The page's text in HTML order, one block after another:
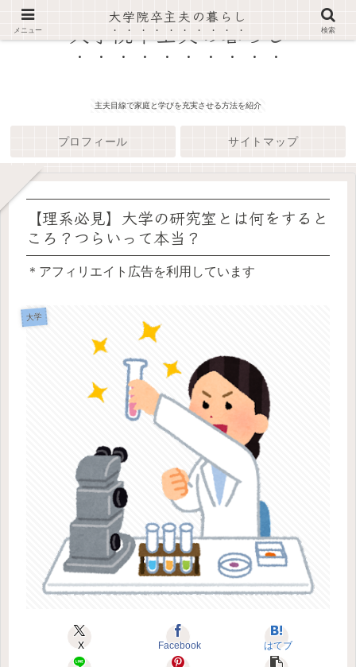
大学院卒主夫の暮らし
主夫目線で家庭と学びを充実させる方法を紹介
プロフィール サイトマップ
【理系必見】大学の研究室とは何をすると
ころ？つらいって本当？
＊アフィリエイト広告を利用しています
大学
X Facebook はてブ
メニュー
大学院卒主夫の暮らし
検索